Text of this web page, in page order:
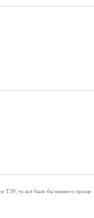
ТЭУ, то всё было бы намного проще.